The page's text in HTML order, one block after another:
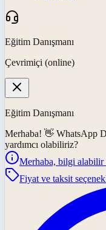
Eğitim Danışmanı
Çevrimiçi (online)
Eğitim Danışmanı
Merhaba! 👋 WhatsApp
yardımcı olabiliriz?
Merhaba, bilgi alabilir
Fiyat ve taksit